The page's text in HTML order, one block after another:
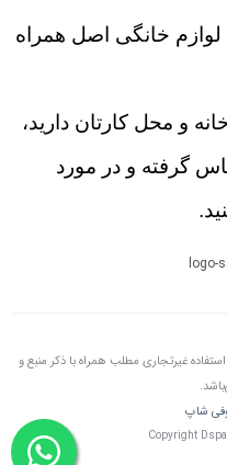
لوازم خانگی اصل همراه
و محل کارتان دارید،
گرفته و در مورد
غیرتجاری مطلب همراه با ذکر منبع و
شاپ
Copyright